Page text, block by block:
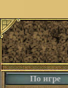
По игре